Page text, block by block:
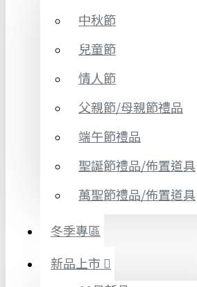
中秋節
兒童節
情人節
父親節/母親節禮品
端午節禮品
聖誕節禮品/佈置道具
萬聖節禮品/佈置道具
冬季專區
新品上市